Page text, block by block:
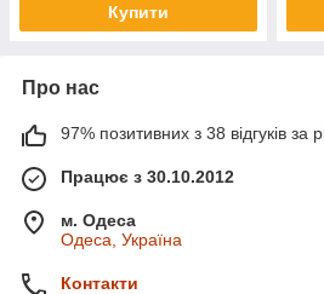
Купити
Про нас
97% позитивних з 38 відгуків за
Працює з 30.10.2012
м. Одеса
Одеса, Україна
Контакти